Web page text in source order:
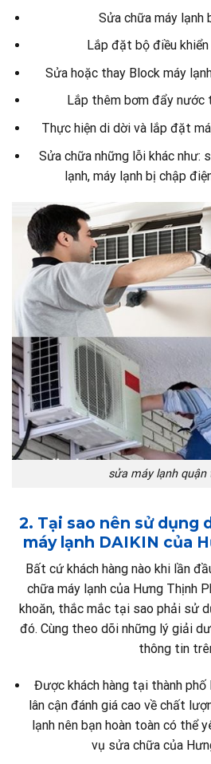
Sửa chữa máy lạnh
Lắp đặt bộ điều
Sửa hoặc thay Block máy
Lắp thêm bơm đẩy nước
Thực hiện di dời và lắp đặt
Sửa chữa những lỗi khác như:
lạnh, máy lạnh bị chập
sửa máy lạnh quận
2. Tại sao nên sử dụng
máy lạnh DAIKIN của
Bất cứ khách hàng nào khi lần
chữa máy lạnh của Hưng Thịnh
khoăn, thắc mắc tại sao phải sử
đó. Cùng theo dõi những lý giải
thông tin
Được khách hàng tại thành phố
lân cận đánh giá cao về chất
lạnh nên bạn hoàn toàn có thể
vụ sửa chữa của